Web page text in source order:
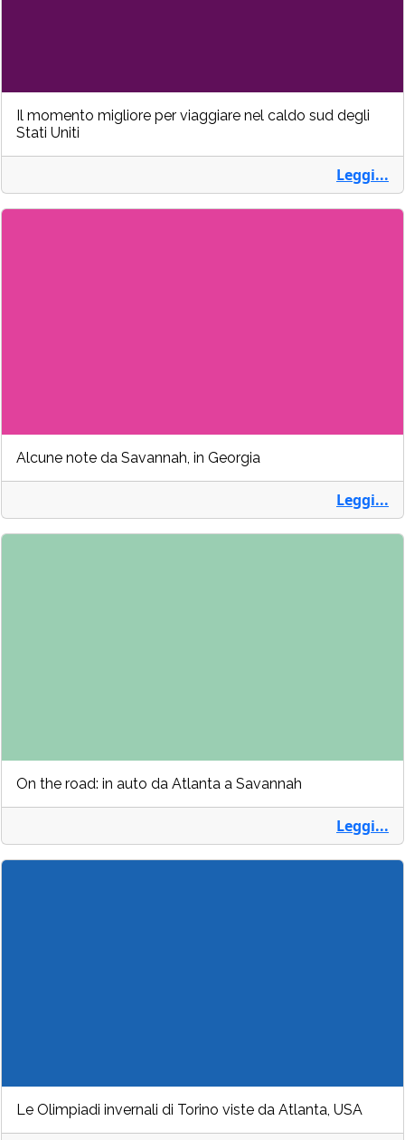
Il momento migliore per viaggiare nel caldo sud degli
Stati Uniti
Leggi...
Alcune note da Savannah, in Georgia
Leggi...
On the road: in auto da Atlanta a Savannah
Leggi...
Le Olimpiadi invernali di Torino viste da Atlanta, USA